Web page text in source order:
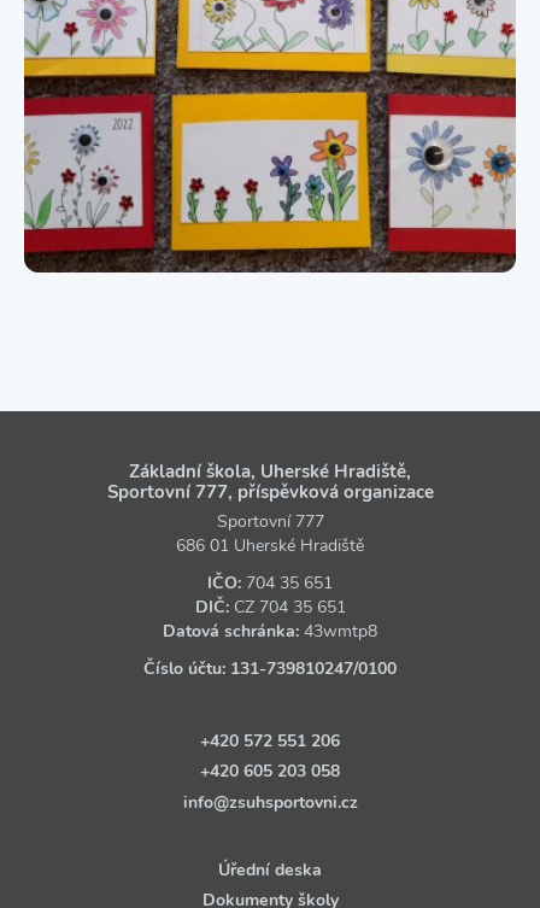
Základní škola, Uherské Hradiště,
Sportovní 777, příspěvková organizace
Sportovní 777
686 01 Uherské Hradiště
IČO: 704 35 651
DIČ: CZ 704 35 651
Datová schránka: 43wmtp8
Číslo účtu: 131‑739810247/0100
+420 572 551 206
+420 605 203 058
info@zsuhsportovni.cz
Úřední deska
Dokumenty školy